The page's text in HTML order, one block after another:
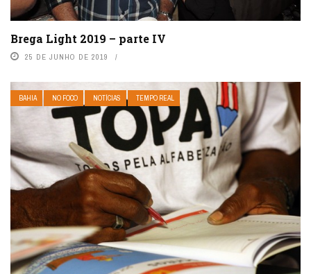
Brega Light 2019 – parte IV
25 DE JUNHO DE 2019
BAHIA NO FOCO NOTÍCIAS TEMPO REAL